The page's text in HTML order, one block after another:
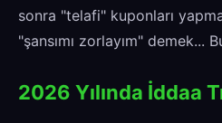
sonra "telafi" kuponları
"şansımı zorlayım" demek...
2026 Yılında İddaa